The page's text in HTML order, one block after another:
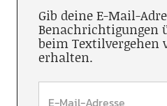
Gib deine E-Mail-
Benachrichtigungen
beim Textilvergehen
erhalten.